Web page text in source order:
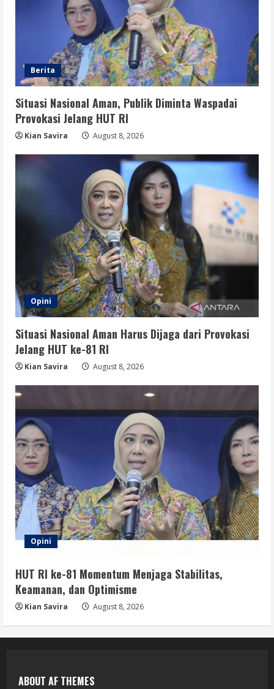
Berita
Situasi Nasional Aman, Publik Diminta Waspadai
Provokasi Jelang HUT RI
Kian Savira August 8, 2026
Opini
Situasi Nasional Aman Harus Dijaga dari Provokasi
Jelang HUT ke-81 RI
Kian Savira August 8, 2026
Opini
HUT RI ke-81 Momentum Menjaga Stabilitas,
Keamanan, dan Optimisme
Kian Savira August 8, 2026
ABOUT AF THEMES